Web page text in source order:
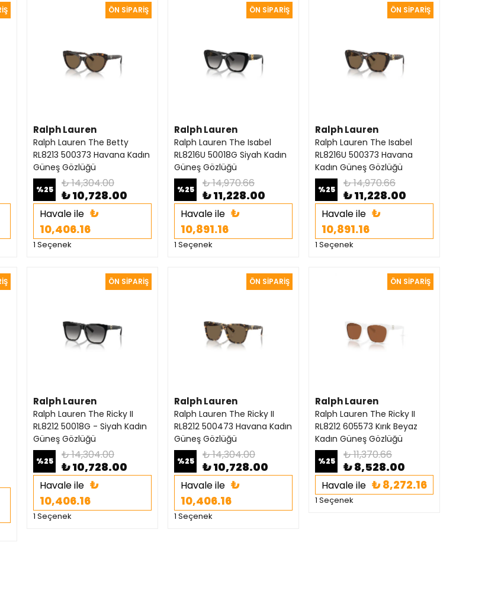
Ralph Lauren
Ralph Lauren The Betty
RL8213 500373 Havana Kadın
Güneş Gözlüğü
%25 ₺ 14,304.00
₺ 10,728.00
Havale ile ₺
10,406.16
1 Seçenek
Ralph Lauren
Ralph Lauren The Isabel
RL8216U 50018G Siyah Kadın
Güneş Gözlüğü
%25 ₺ 14,970.66
₺ 11,228.00
Havale ile ₺
10,891.16
1 Seçenek
Ralph Lauren
Ralph Lauren The Isabel
RL8216U 500373 Havana
Kadın Güneş Gözlüğü
%25 ₺ 14,970.66
₺ 11,228.00
Havale ile ₺
10,891.16
1 Seçenek
Ralph Lauren
Ralph Lauren The Ricky II
RL8212 50018G - Siyah Kadın
Güneş Gözlüğü
%25 ₺ 14,304.00
₺ 10,728.00
Havale ile ₺
10,406.16
1 Seçenek
Ralph Lauren
Ralph Lauren The Ricky II
RL8212 500473 Havana Kadın
Güneş Gözlüğü
%25 ₺ 14,304.00
₺ 10,728.00
Havale ile ₺
10,406.16
1 Seçenek
Ralph Lauren
Ralph Lauren The Ricky II
RL8212 605573 Kırık Beyaz
Kadın Güneş Gözlüğü
%25 ₺ 11,370.66
₺ 8,528.00
Havale ile ₺ 8,272.16
1 Seçenek